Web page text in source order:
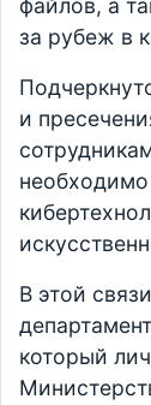
файлов, а
за рубеж в
и
В этой
который